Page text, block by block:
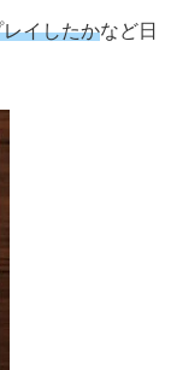
イしたかなど日